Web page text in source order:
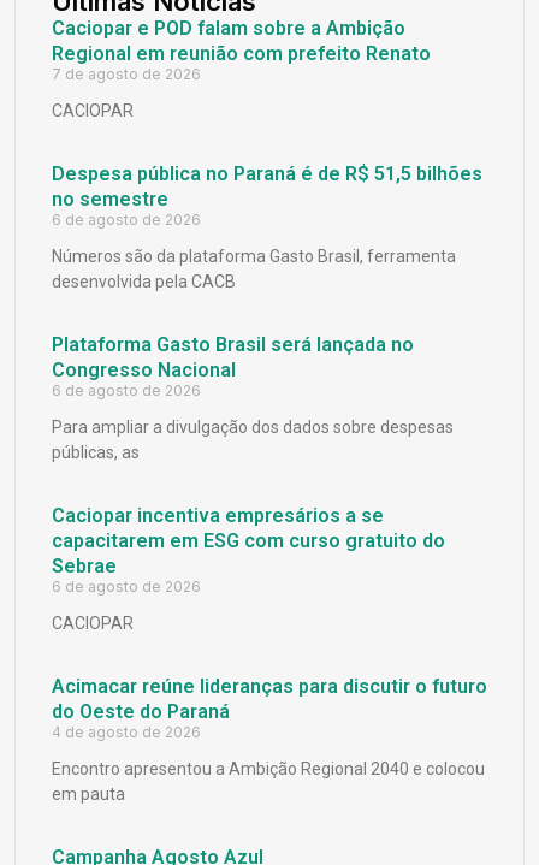
Caciopar e POD falam sobre a Ambição
Regional em reunião com prefeito Renato
7 de agosto de 2026
CACIOPAR
Despesa pública no Paraná é de R$ 51,5 bilhões
no semestre
6 de agosto de 2026
Números são da plataforma Gasto Brasil, ferramenta
desenvolvida pela CACB
Plataforma Gasto Brasil será lançada no
Congresso Nacional
6 de agosto de 2026
Para ampliar a divulgação dos dados sobre despesas
públicas, as
Caciopar incentiva empresários a se
capacitarem em ESG com curso gratuito do
Sebrae
6 de agosto de 2026
CACIOPAR
Acimacar reúne lideranças para discutir o futuro
do Oeste do Paraná
4 de agosto de 2026
Encontro apresentou a Ambição Regional 2040 e colocou
em pauta
Campanha Agosto Azul